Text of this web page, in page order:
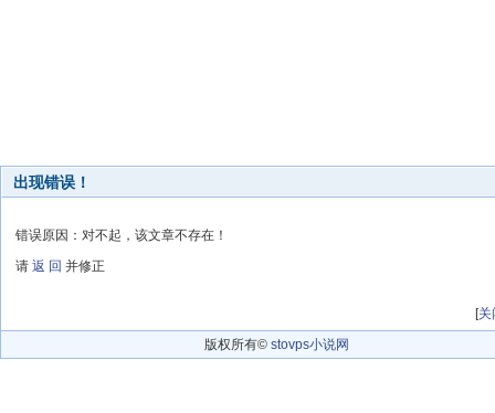
出现错误！
错误原因：对不起，该文章不存在！
请 返 回 并修正
[关
版权所有© stovps小说网